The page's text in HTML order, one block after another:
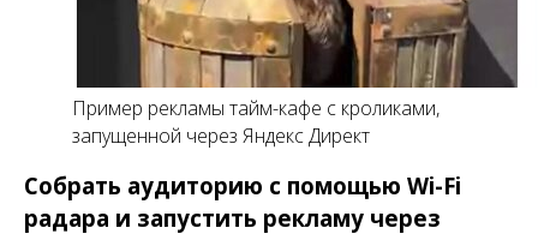
Пример рекламы тайм-кафе с кроликами,
запущенной через Яндекс Директ
Собрать аудиторию с помощью Wi-Fi
радара и запустить рекламу через